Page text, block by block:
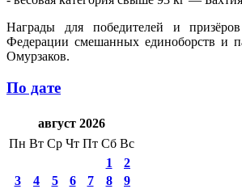
Награды для победителей и
Федерации смешанных единоборств и
Омурзаков.
По дате
август 2026
Пн Вт Ср Чт Пт Сб Вс
1
2
3
4 5 6 7 8
9